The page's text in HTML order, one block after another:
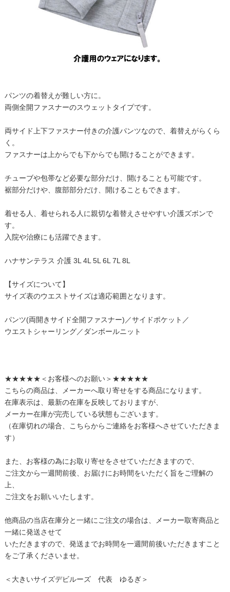
パンツの着替えが難しい方に。
両側全開ファスナーのスウェットタイプです。
両サイド上下ファスナー付きの介護パンツなので、着替えがらくら
く。
ファスナーは上からでも下からでも開けることができます。
チューブや包帯など必要な部分だけ、開けることも可能です。
裾部分だけや、腹部部分だけ、開けることもできます。
着せる人、着せられる人に親切な着替えさせやすい介護ズボンで
す。
入院や治療にも活躍できます。
ハナサンテラス 介護 3L 4L 5L 6L 7L 8L
【サイズについて】
サイズ表のウエストサイズは適応範囲となります。
パンツ(両開きサイド全開ファスナー)／サイドポケット／
ウエストシャーリング／ダンボールニット
★★★★★＜お客様へのお願い＞★★★★★
こちらの商品は、メーカーへ取り寄せをする商品になります。
在庫表示は、最新の在庫を反映しておりますが、
メーカー在庫が完売している状態もございます。
（在庫切れの場合、こちらからご連絡をお客様へさせていただきま
す）
また、お客様の為にお取り寄せをさせていただきますので、
ご注文から一週間前後、お届けにお時間をいただく旨をご理解の
上、
ご注文をお願いいたします。
他商品の当店在庫分と一緒にご注文の場合は、メーカー取寄商品と
一緒に発送させて
いただきますので、発送までお時間を一週間前後いただきますこと
をご了承くださいませ。
＜大きいサイズデビルーズ 代表 ゆるぎ＞